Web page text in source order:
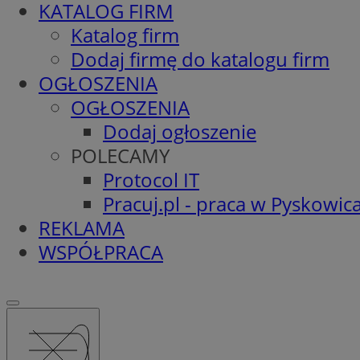
KATALOG FIRM
Katalog firm
Dodaj firmę do katalogu firm
OGŁOSZENIA
OGŁOSZENIA
Dodaj ogłoszenie
POLECAMY
Protocol IT
Pracuj.pl - praca w
REKLAMA
WSPÓŁPRACA